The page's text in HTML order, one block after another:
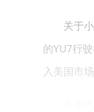
关于
的YU7行
入美国市
小米